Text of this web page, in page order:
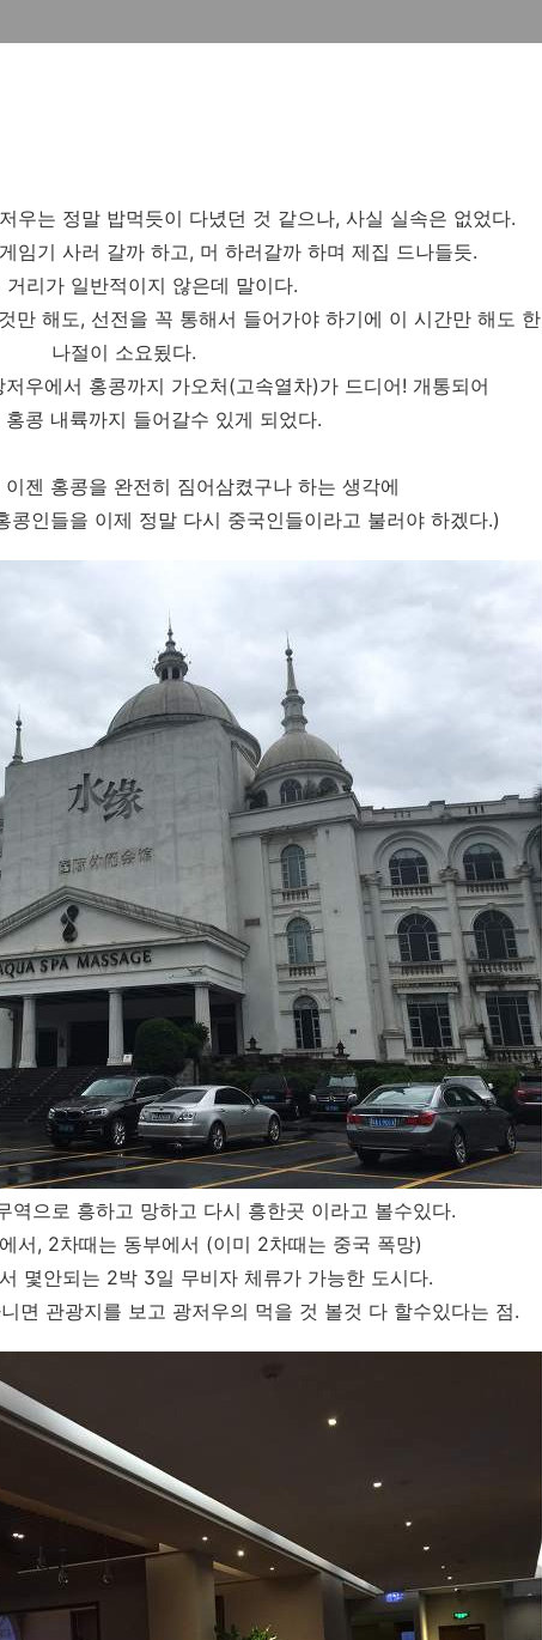
우는 정말 밥먹듯이 다녔던 것 같으나, 사실 실속은 없었다.
임기 사러 갈까 하고, 머 하러갈까 하며 제집 드나들듯.
거리가 일반적이지 않은데 말이다.
만 해도, 선전을 꼭 통해서 들어가야 하기에 이 시간만 해도 한
나절이 소요됬다.
우에서 홍콩까지 가오처(고속열차)가 드디어! 개통되어
콩 내륙까지 들어갈수 있게 되었다.
젠 홍콩을 완전히 짐어삼켰구나 하는 생각에
콩인들을 이제 정말 다시 중국인들이라고 불러야 하겠다.)
역으로 흥하고 망하고 다시 흥한곳 이라고 볼수있다.
서, 2차때는 동부에서 (이미 2차때는 중국 폭망)
몇안되는 2박 3일 무비자 체류가 가능한 도시다.
면 관광지를 보고 광저우의 먹을 것 볼것 다 할수있다는 점.